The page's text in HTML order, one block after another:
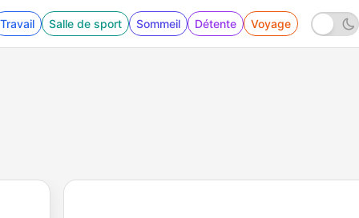
Travail Salle de sport Sommeil Détente Voyage